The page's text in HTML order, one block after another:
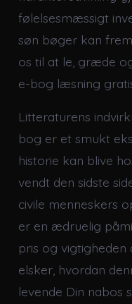
følelsesmæssigt
søn bøger kan
os til at le, græde
e-bog læsning
Litteraturens
bog er et smukt
historie kan blive
vendt den sidste
civile menneskers
er en ædruelig
pris og
elsker, hvordan
levende Din nabos